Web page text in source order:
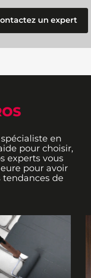
un expert
en
pour choisir,
experts vous
pour avoir
tendances de